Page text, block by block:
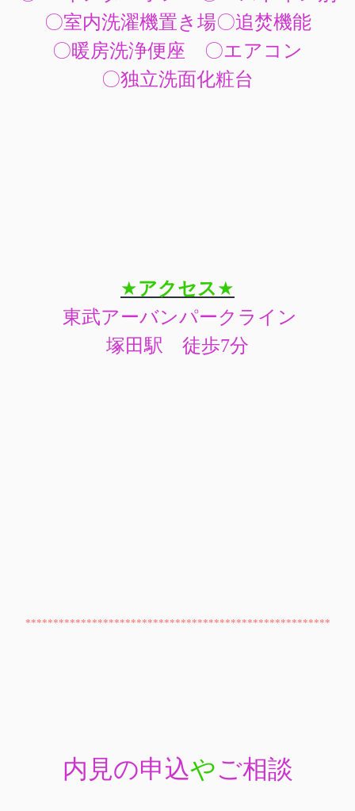
〇室内洗濯機置き場〇追焚機能
〇暖房洗浄便座 〇エアコン
〇独立洗面化粧台
★アクセス★
東武アーバンパークライン
塚田駅 徒歩7分
*******************************************************
内見の申込やご相談